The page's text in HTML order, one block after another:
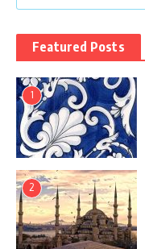
Featured Posts
1
2